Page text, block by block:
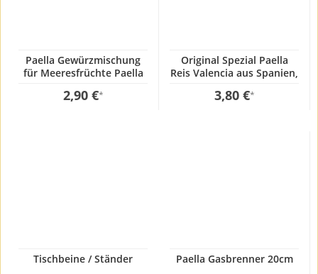
Paella Gewürzmischung
für Meeresfrüchte Paella
2,90 €*
Original Spezial Paella
Reis Valencia aus Spanien,
3,80 €*
Tischbeine / Ständer Paella Gasbrenner 20cm